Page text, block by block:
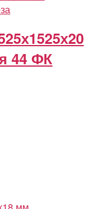
44 ФК